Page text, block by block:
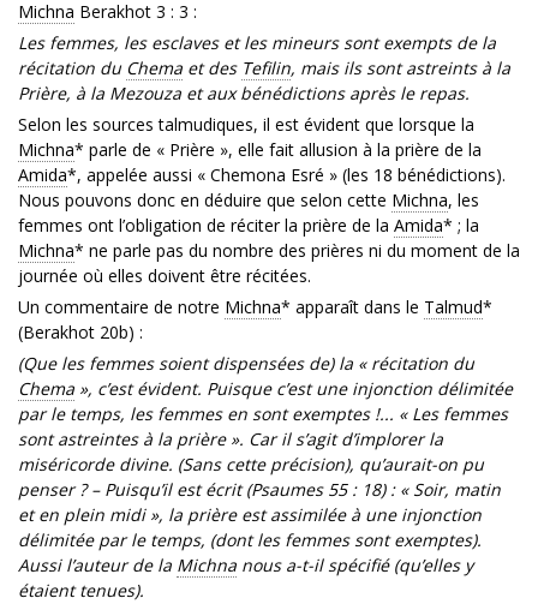
Michna Berakhot 3 : 3 :
Les femmes, les esclaves et les mineurs sont exempts de la
récitation du Chema et des Tefilin, mais ils sont astreints à la
Prière, à la Mezouza et aux bénédictions après le repas.
Selon les sources talmudiques, il est évident que lorsque la
Michna* parle de « Prière », elle fait allusion à la prière de la
Amida*, appelée aussi « Chemona Esré » (les 18 bénédictions).
Nous pouvons donc en déduire que selon cette Michna, les
femmes ont l’obligation de réciter la prière de la Amida* ; la
Michna* ne parle pas du nombre des prières ni du moment de la
journée où elles doivent être récitées.
Un commentaire de notre Michna* apparaît dans le Talmud*
(Berakhot 20b) :
(Que les femmes soient dispensées de) la « récitation du
Chema », c’est évident. Puisque c’est une injonction délimitée
par le temps, les femmes en sont exemptes !... « Les femmes
sont astreintes à la prière ». Car il s’agit d’implorer la
miséricorde divine. (Sans cette précision), qu’aurait-on pu
penser ? – Puisqu’il est écrit (Psaumes 55 : 18) : « Soir, matin
et en plein midi », la prière est assimilée à une injonction
délimitée par le temps, (dont les femmes sont exemptes).
Aussi l’auteur de la Michna nous a-t-il spécifié (qu’elles y
étaient tenues).